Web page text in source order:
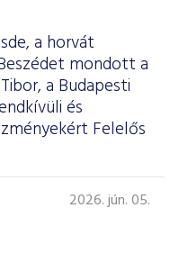
a horvát
mondott a
a Budapesti
és
Felelős
2026. jún. 05.